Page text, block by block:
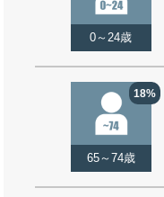
0～24歳
18%
65～74歳